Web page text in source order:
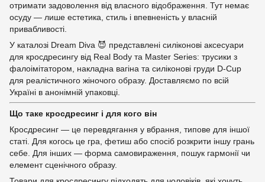
отримати задоволення від власного відображення. Тут немає
осуду — лише естетика, стиль і впевненість у власній
привабливості.
У каталозі Dream Diva 😈 представлені силіконові аксесуари
для кросдресингу від Real Body та Master Series: трусики з
фалоімітатором, накладна вагіна та силіконові груди D-Cup
для реалістичного жіночого образу. Доставляємо по всій
Україні в анонімній упаковці.
Що таке кросдресинг і для кого він
Кросдресинг — це перевдягання у вбрання, типове для іншої
статі. Для когось це гра, фетиш або спосіб розкрити іншу грань
себе. Для інших — форма самовираження, пошук гармонії чи
елемент сценічного образу.